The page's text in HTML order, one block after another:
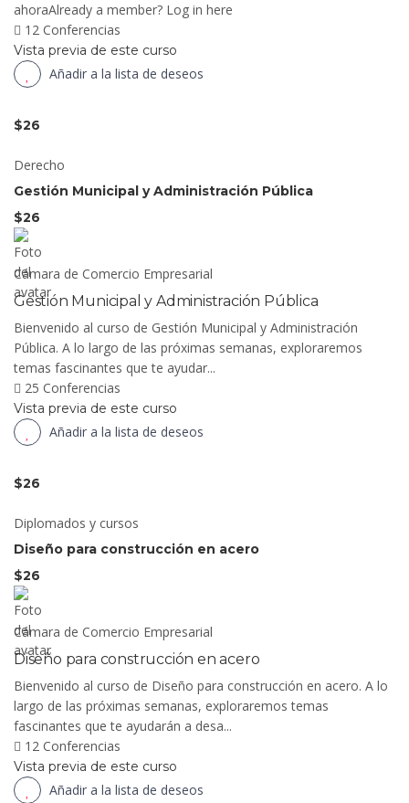
ahoraAlready a member? Log in here
12 Conferencias
Vista previa de este curso
Añadir a la lista de deseos
$26
Derecho
Gestión Municipal y Administración Pública
$26
Cámara de Comercio Empresarial
Gestión Municipal y Administración Pública
Bienvenido al curso de Gestión Municipal y Administración
Pública. A lo largo de las próximas semanas, exploraremos
temas fascinantes que te ayudar...
25 Conferencias
Vista previa de este curso
Añadir a la lista de deseos
$26
Diplomados y cursos
Diseño para construcción en acero
$26
Cámara de Comercio Empresarial
Diseño para construcción en acero
Bienvenido al curso de Diseño para construcción en acero. A lo
largo de las próximas semanas, exploraremos temas
fascinantes que te ayudarán a desa...
12 Conferencias
Vista previa de este curso
Añadir a la lista de deseos